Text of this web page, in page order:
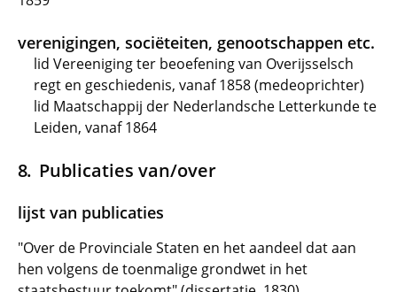
verenigingen, sociëteiten, genootschappen etc.
lid Vereeniging ter beoefening van Overijsselsch
regt en geschiedenis, vanaf 1858 (medeoprichter)
lid Maatschappij der Nederlandsche Letterkunde te
Leiden, vanaf 1864
Publicaties van/over
lijst van publicaties
"Over de Provinciale Staten en het aandeel dat aan
hen volgens de toenmalige grondwet in het